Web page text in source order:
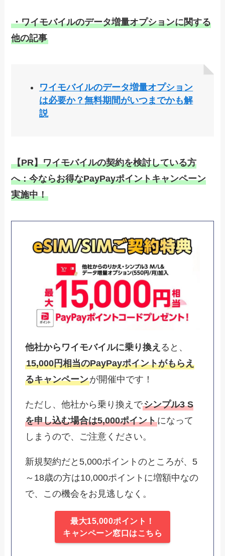
・ワイモバイルのデータ増量オプションに関する
他の記事
ワイモバイルのデータ増量オプション
は必要か？無料期間がいつまでかも解
説
【PR】ワイモバイルの契約を検討している方
へ：今ならお得なPayPayポイントキャンペーン
実施中！
他社からワイモバイルに乗り換え ると、
15,000円相当のPayPayポイントがもらえ
るキャンペーンが開催中です！
ただし、他社から乗り換えでシンプル3 S
を申し込む場合は5,000ポイントになって
しまうので、ご注意ください。
新規契約だと5,000ポイントのところが、5
～18歳の方は10,000ポイントに増額中なの
で、この機会をお見逃しなく。
最大15,000ポイント！
キャンペーン窓口はこちら